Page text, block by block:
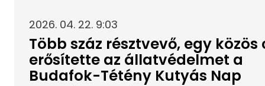
2026. 04. 22. 9:03
Több száz résztvevő, egy közös
erősítette az állatvédelmet a
Budafok-Tétény Kutyás Nap